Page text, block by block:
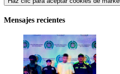
Mensajes recientes